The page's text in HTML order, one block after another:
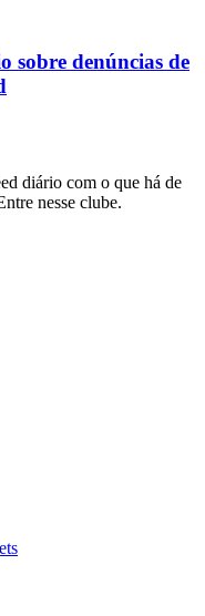
sobre denúncias de
diário com o que há de
nesse clube.